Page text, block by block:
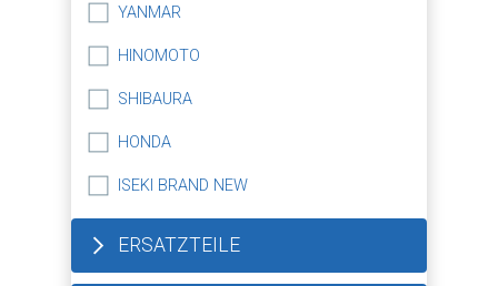
YANMAR
HINOMOTO
SHIBAURA
HONDA
ISEKI BRAND NEW
ERSATZTEILE